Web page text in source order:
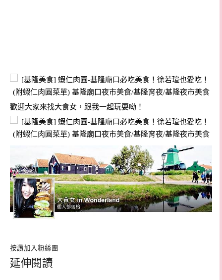
歡迎大家來找大食女，跟我一起玩耍呦！
按讚加入粉絲團
延伸閱讀